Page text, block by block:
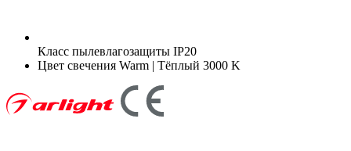
Класс пылевлагозащиты IP20
Цвет свечения Warm | Тёплый 3000 K